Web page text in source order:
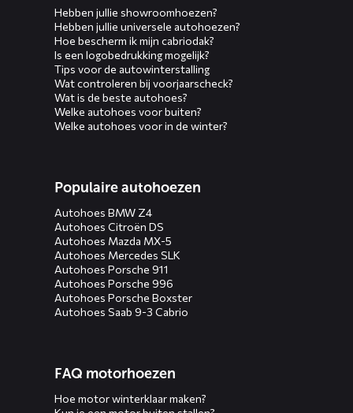
Hebben jullie showroomhoezen?
Hebben jullie universele autohoezen?
Hoe bescherm ik mijn cabriodak?
Is een logobedrukking mogelijk?
Tips voor de autowinterstalling
Wat controleren bij voorjaarscheck?
Wat is de beste autohoes?
Welke autohoes voor buiten?
Welke autohoes voor in de winter?
Populaire autohoezen
Autohoes BMW Z4
Autohoes Citroën DS
Autohoes Mazda MX-5
Autohoes Mercedes SLK
Autohoes Porsche 911
Autohoes Porsche 996
Autohoes Porsche Boxster
Autohoes Saab 9-3 Cabrio
FAQ motorhoezen
Hoe motor winterklaar maken?